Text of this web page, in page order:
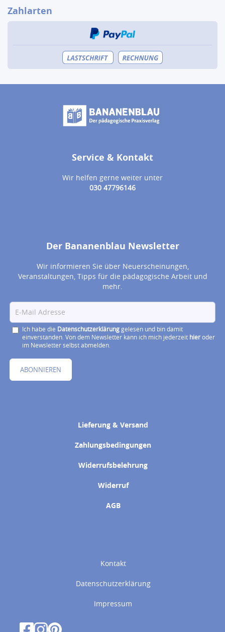
Zahlarten
Service & Kontakt
Wir helfen gerne weiter unter
030 47796146
Der Bananenblau Newsletter
Wir informieren Sie über Neuerscheinungen,
Veranstaltungen, Tipps für die pädagogische Arbeit und
mehr.
Ich habe die Datenschutzerklärunggelesen und bin damit
einverstanden. Von dem Newsletter kann ich mich jederzeit hieroder
im Newsletter selbst abmelden.
ABONNIEREN
Lieferung & Versand
Zahlungsbedingungen
Widerrufsbelehrung
Widerruf
AGB
Kontakt
Datenschutzerklärung
Impressum